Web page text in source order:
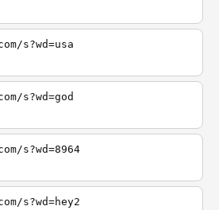
s?wd=usa
s?wd=god
s?wd=8964
s?wd=hey2